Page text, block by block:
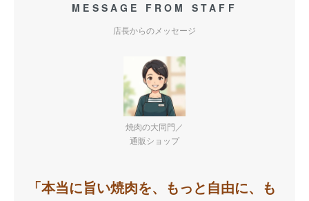
MESSAGE FROM STAFF
店長からのメッセージ
焼肉の大同門／
通販ショップ
「本当に旨い焼肉を、もっと自由に、も